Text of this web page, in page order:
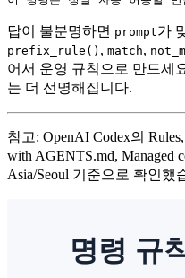
답이 불분명하면 prompt가
prefix_rule() , match,
어서 운영 규칙으로 만드세
는 더 선명해집니다.
참고: OpenAI Codex의
with AGENTS.md, Managed
Asia/Seoul 기준으로 확인했